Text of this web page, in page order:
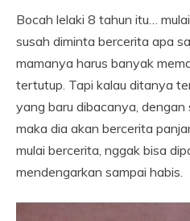
Bocah lelaki 8 tahun itu…
susah diminta bercerita apa
mamanya harus banyak
tertutup. Tapi kalau ditanya
yang baru dibacanya, dengan
maka dia akan bercerita
mulai bercerita, nggak bisa
mendengarkan sampai habis.